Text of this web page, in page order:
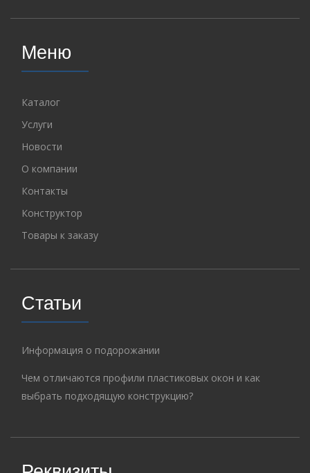
Меню
Каталог
Услуги
Новости
О компании
Контакты
Конструктор
Товары к заказу
Статьи
Информация о подорожании
Чем отличаются профили пластиковых окон и как
выбрать подходящую конструкцию?